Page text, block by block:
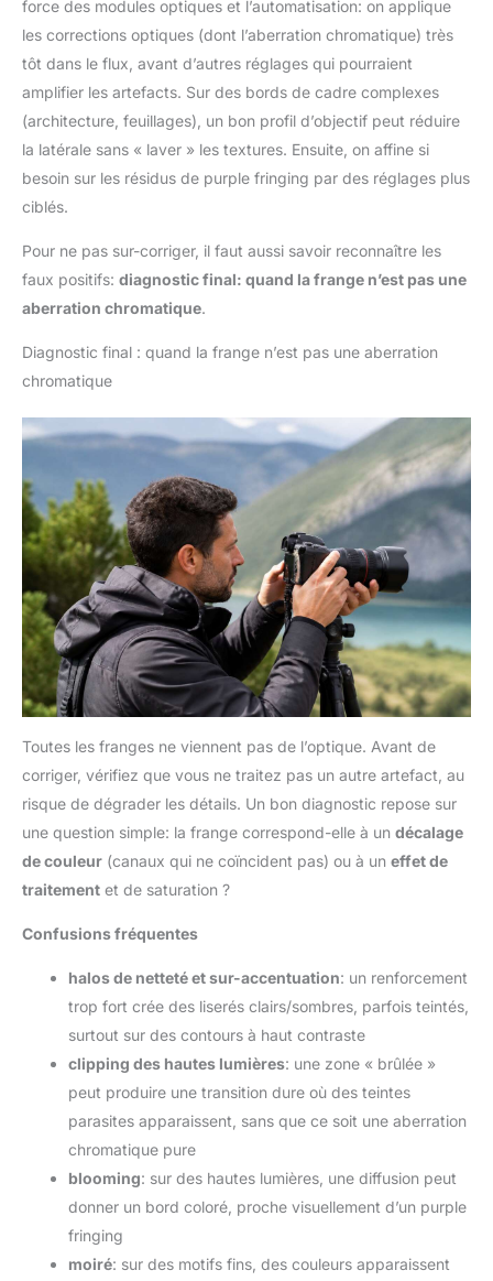
force des modules optiques et l’automatisation: on applique
les corrections optiques (dont l’aberration chromatique) très
tôt dans le flux, avant d’autres réglages qui pourraient
amplifier les artefacts. Sur des bords de cadre complexes
(architecture, feuillages), un bon profil d’objectif peut réduire
la latérale sans « laver » les textures. Ensuite, on affine si
besoin sur les résidus de purple fringing par des réglages plus
ciblés.
Pour ne pas sur-corriger, il faut aussi savoir reconnaître les
faux positifs: diagnostic final: quand la frange n’est pas une
aberration chromatique.
Diagnostic final : quand la frange n’est pas une aberration
chromatique
Toutes les franges ne viennent pas de l’optique. Avant de
corriger, vérifiez que vous ne traitez pas un autre artefact, au
risque de dégrader les détails. Un bon diagnostic repose sur
une question simple: la frange correspond-elle à un décalage
de couleur (canaux qui ne coïncident pas) ou à un effet de
traitement et de saturation ?
Confusions fréquentes
halos de netteté et sur-accentuation: un renforcement
trop fort crée des liserés clairs/sombres, parfois teintés,
surtout sur des contours à haut contraste
clipping des hautes lumières: une zone « brûlée »
peut produire une transition dure où des teintes
parasites apparaissent, sans que ce soit une aberration
chromatique pure
blooming: sur des hautes lumières, une diffusion peut
donner un bord coloré, proche visuellement d’un purple
fringing
moiré: sur des motifs fins, des couleurs apparaissent